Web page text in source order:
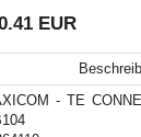
EUR
- TE